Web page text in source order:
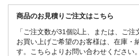
商品のお見積りご注文はこちら
「ご注文数が31個以上、または、ご
お買い上げご希望のお客様は、在庫・
す。こちらよりお問い合わせください。